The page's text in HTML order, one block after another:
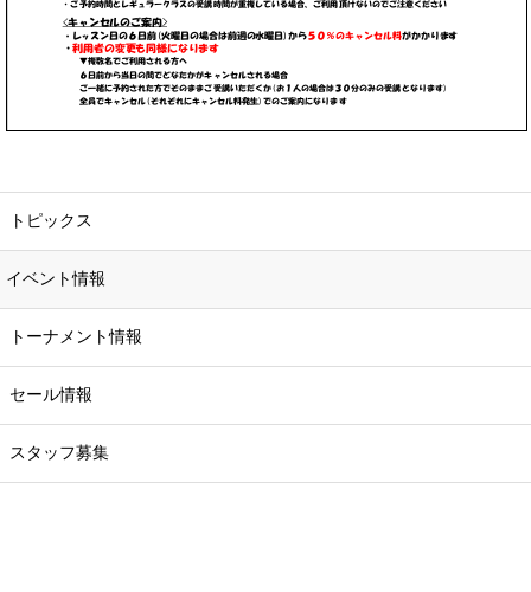
トピックス
イベント情報
トーナメント情報
セール情報
スタッフ募集